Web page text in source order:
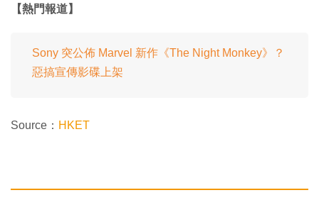
【熱門報道】
Sony 突公佈 Marvel 新作《The Night Monkey》？
惡搞宣傳影碟上架
Source： HKET